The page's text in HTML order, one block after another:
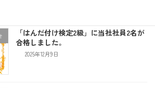
「はんだ付け検定2級」に当社社員2名が
合格しました。
2025年12月9日